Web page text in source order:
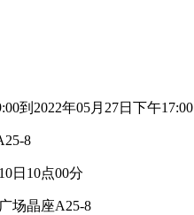
到2022年05月27日下午17:00
8
日10点00分
场晶座A25-8